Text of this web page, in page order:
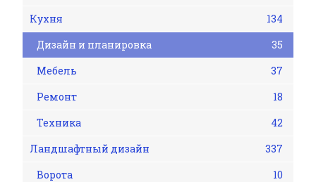
Кухня
134
Дизайн и планировка
35
Мебель
37
Ремонт
18
Техника
42
Ландшафтный дизайн
337
Ворота
10